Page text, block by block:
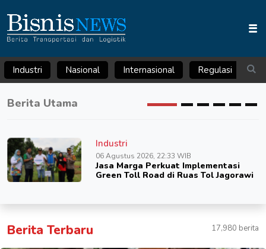
Industri Nasional Internasional Regulasi
Berita Utama
Industri
06 Agustus 2026, 22:33 WIB
Jasa Marga Perkuat Implementasi
Green Toll Road di Ruas Tol Jagorawi
17,980 berita
Berita Terbaru